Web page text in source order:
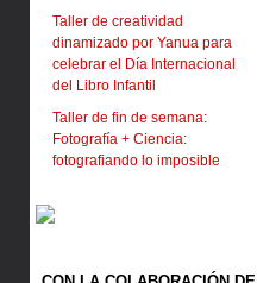
Taller de creatividad
dinamizado por Yanua para
celebrar el Día Internacional
del Libro Infantil
Taller de fin de semana:
Fotografía + Ciencia:
fotografiando lo imposible